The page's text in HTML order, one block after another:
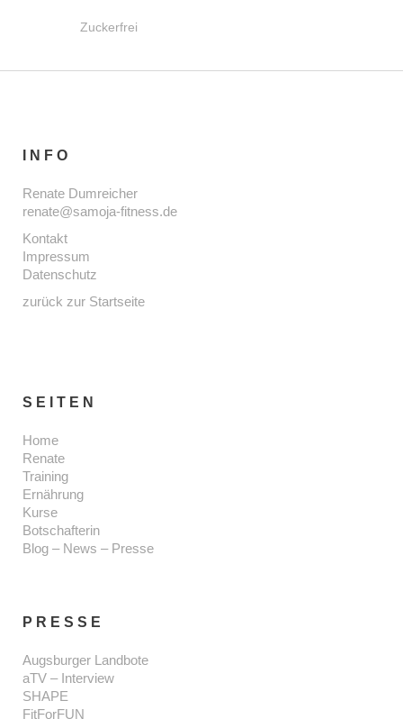
Zuckerfrei
INFO
Renate Dumreicher
renate@samoja-fitness.de
Kontakt
Impressum
Datenschutz
zurück zur Startseite
SEITEN
Home
Renate
Training
Ernährung
Kurse
Botschafterin
Blog – News – Presse
PRESSE
Augsburger Landbote
aTV – Interview
SHAPE
FitForFUN